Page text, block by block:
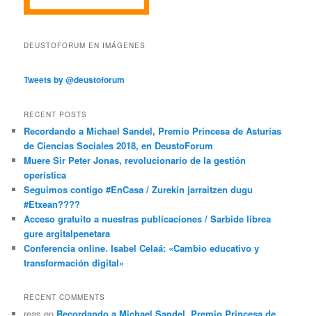
DEUSTOFORUM EN IMÁGENES
Tweets by @deustoforum
RECENT POSTS
Recordando a Michael Sandel, Premio Princesa de Asturias
de Ciencias Sociales 2018, en DeustoForum
Muere Sir Peter Jonas, revolucionario de la gestión
operística
Seguimos contigo #EnCasa / Zurekin jarraitzen dugu
#Etxean????
Acceso gratuito a nuestras publicaciones / Sarbide librea
gure argitalpenetara
Conferencia online. Isabel Celaá: «Cambio educativo y
transformación digital»
RECENT COMMENTS